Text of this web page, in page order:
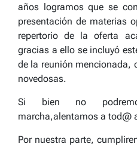
años logramos que se
presentación de materias
repertorio de la oferta
gracias a ello se incluyó
de la reunión mencionada,
novedosas.
Si bien no
marcha,alentamos a tod@
Por nuestra parte,